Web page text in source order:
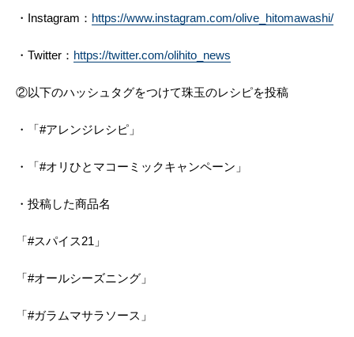
・Instagram： https://www.instagram.com/olive_hitomawashi/
・Twitter： https://twitter.com/olihito_news
②以下のハッシュタグをつけて珠玉のレシピを投稿
・「#アレンジレシピ」
・「#オリひとマコーミックキャンペーン」
・投稿した商品名
「#スパイス21」
「#オールシーズニング」
「#ガラムマサラソース」